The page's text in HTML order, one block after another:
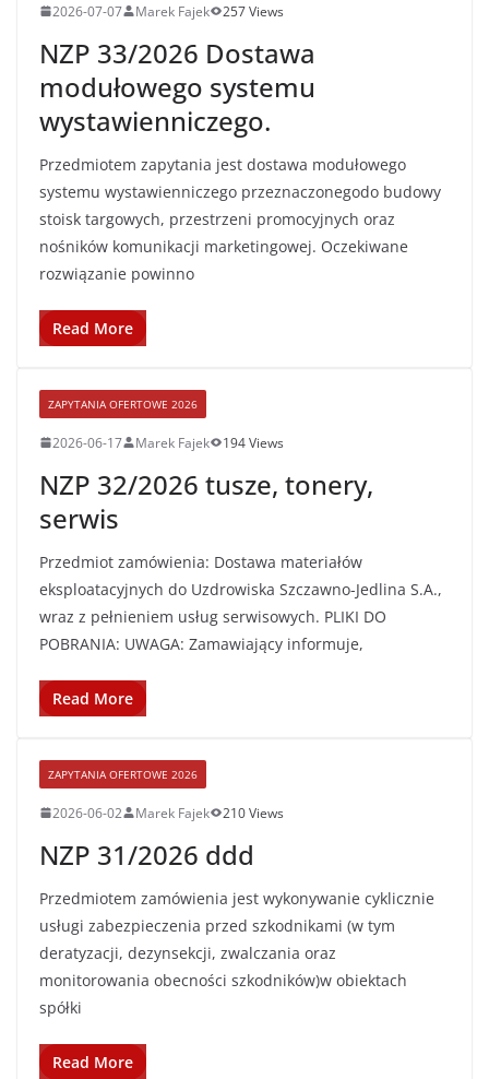
2026-07-07 Marek Fajek 257 Views
NZP 33/2026 Dostawa
modułowego systemu
wystawienniczego.
Przedmiotem zapytania jest dostawa modułowego
systemu wystawienniczego przeznaczonegodo budowy
stoisk targowych, przestrzeni promocyjnych oraz
nośników komunikacji marketingowej. Oczekiwane
rozwiązanie powinno
Read More
ZAPYTANIA OFERTOWE 2026
2026-06-17 Marek Fajek 194 Views
NZP 32/2026 tusze, tonery,
serwis
Przedmiot zamówienia: Dostawa materiałów
eksploatacyjnych do Uzdrowiska Szczawno-Jedlina S.A.,
wraz z pełnieniem usług serwisowych. PLIKI DO
POBRANIA: UWAGA: Zamawiający informuje,
Read More
ZAPYTANIA OFERTOWE 2026
2026-06-02 Marek Fajek 210 Views
NZP 31/2026 ddd
Przedmiotem zamówienia jest wykonywanie cyklicznie
usługi zabezpieczenia przed szkodnikami (w tym
deratyzacji, dezynsekcji, zwalczania oraz
monitorowania obecności szkodników)w obiektach
spółki
Read More